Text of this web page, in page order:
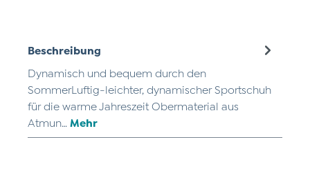
Beschreibung
Dynamisch und bequem durch den
SommerLuftig-leichter, dynamischer Sportschuh
für die warme Jahreszeit Obermaterial aus
Atmun… Mehr